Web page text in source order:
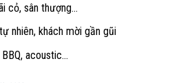
cỏ, sân thượng…
nhiên, khách mời gần gũi
acoustic…